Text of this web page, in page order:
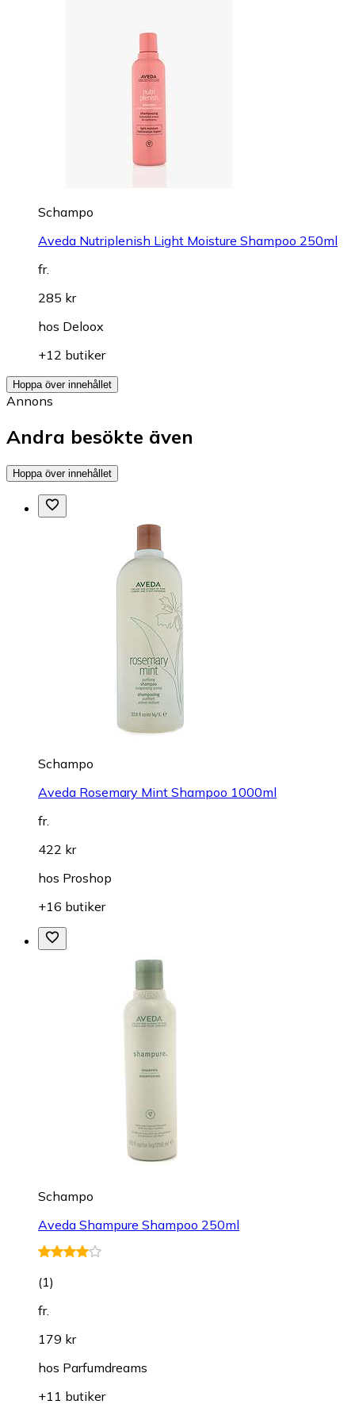
Schampo
Aveda Nutriplenish Light Moisture Shampoo 250ml
fr.
285 kr
hos Deloox
+12 butiker
Hoppa över innehållet
Annons
Andra besökte även
Hoppa över innehållet
Schampo
Aveda Rosemary Mint Shampoo 1000ml
fr.
422 kr
hos Proshop
+16 butiker
Schampo
Aveda Shampure Shampoo 250ml
(1)
fr.
179 kr
hos Parfumdreams
+11 butiker